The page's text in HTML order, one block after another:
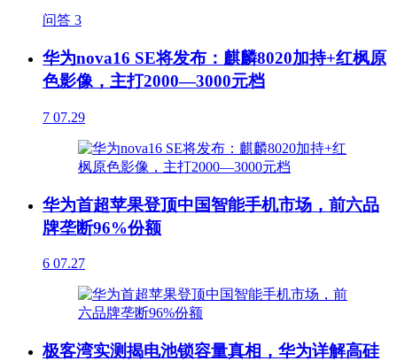
问答 3
华为nova16 SE将发布：麒麟8020加持+红枫原
色影像，主打2000—3000元档
7 07.29
华为首超苹果登顶中国智能手机市场，前六品
牌垄断96%份额
6 07.27
极客湾实测揭电池锁容量真相，华为详解高硅